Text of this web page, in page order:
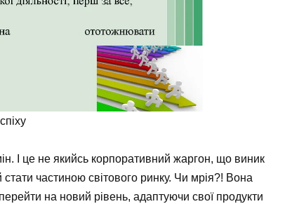
І це не якийсь корпоративний жаргон, що виник
частиною світового ринку. Чи мрія?! Вона
на новий рівень, адаптуючи свої продукти